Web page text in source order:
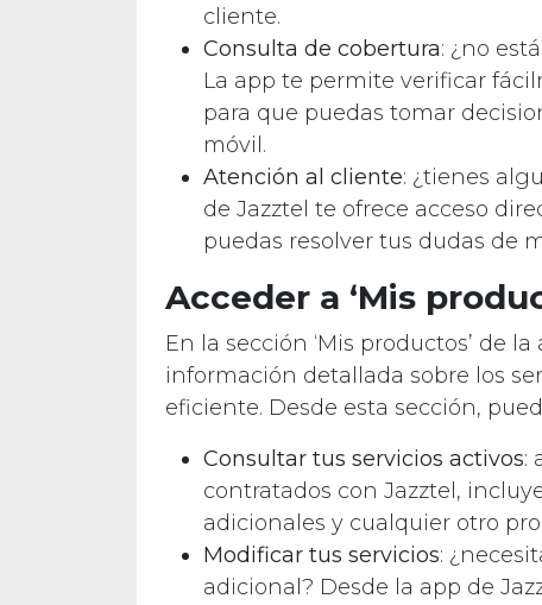
cliente.
Consulta de cobertura: ¿no
La app te permite verificar
para que puedas tomar
móvil.
Atención al cliente: ¿tienes
de Jazztel te ofrece acceso
puedas resolver tus dudas de
Acceder a ‘Mis
En la sección ‘Mis productos’ de
información detallada sobre los
eficiente. Desde esta sección,
Consultar tus servicios activos:
contratados con Jazztel,
adicionales y cualquier otro
Modificar tus servicios:
adicional? Desde la app de